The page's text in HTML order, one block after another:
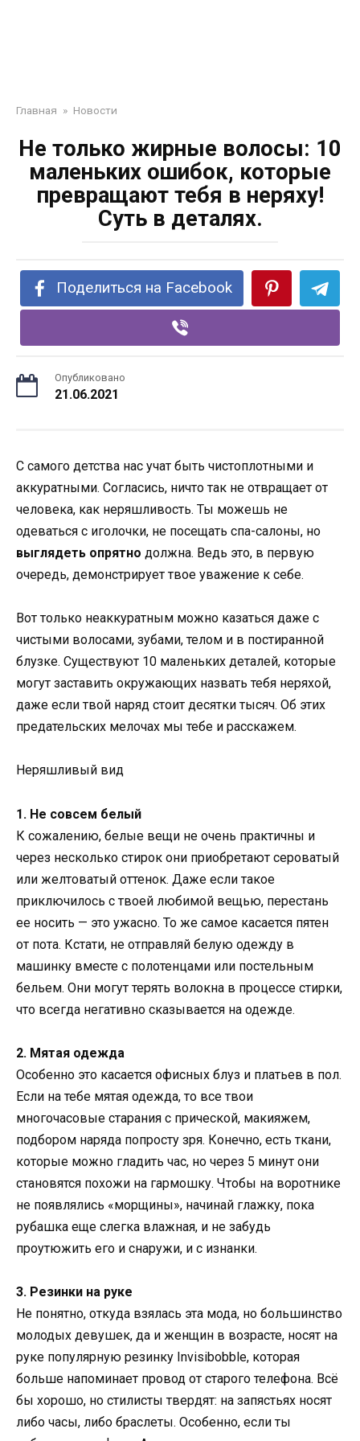
Главная » Новости
Не только жирные волосы: 10
маленьких ошибок, которые
превращают тебя в неряху!
Суть в деталях.
Поделиться на Facebook
Опубликовано
21.06.2021
С самого детства нас учат быть чистоплотными и
аккуратными. Согласись, ничто так не отвращает от
человека, как неряшливость. Ты можешь не
одеваться с иголочки, не посещать спа-салоны, но
выглядеть опрятно должна. Ведь это, в первую
очередь, демонстрирует твое уважение к себе.
Вот только неаккуратным можно казаться даже с
чистыми волосами, зубами, телом и в постиранной
блузке. Существуют 10 маленьких деталей, которые
могут заставить окружающих назвать тебя неряхой,
даже если твой наряд стоит десятки тысяч. Об этих
предательских мелочах мы тебе и расскажем.
Неряшливый вид
1. Не совсем белый
К сожалению, белые вещи не очень практичны и
через несколько стирок они приобретают сероватый
или желтоватый оттенок. Даже если такое
приключилось с твоей любимой вещью, перестань
ее носить — это ужасно. То же самое касается пятен
от пота. Кстати, не отправляй белую одежду в
машинку вместе с полотенцами или постельным
бельем. Они могут терять волокна в процессе стирки,
что всегда негативно сказывается на одежде.
2. Мятая одежда
Особенно это касается офисных блуз и платьев в пол.
Если на тебе мятая одежда, то все твои
многочасовые старания с прической, макияжем,
подбором наряда попросту зря. Конечно, есть ткани,
которые можно гладить час, но через 5 минут они
становятся похожи на гармошку. Чтобы на воротнике
не появлялись «морщины», начинай глажку, пока
рубашка еще слегка влажная, и не забудь
проутюжить его и снаружи, и с изнанки.
3. Резинки на руке
Не понятно, откуда взялась эта мода, но большинство
молодых девушек, да и женщин в возрасте, носят на
руке популярную резинку Invisibobble, которая
больше напоминает провод от старого телефона. Всё
бы хорошо, но стилисты твердят: на запястьях носят
либо часы, либо браслеты. Особенно, если ты